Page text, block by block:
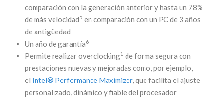
comparación con la generación anterior y hasta un 78%
de más velocidad5 en comparación con un PC de 3 años
de antigüedad
Un año de garantía6
Permite realizar overclocking1 de forma segura con
prestaciones nuevas y mejoradas como, por ejemplo,
el Intel® Performance Maximizer, que facilita el ajuste
personalizado, dinámico y fiable del procesador